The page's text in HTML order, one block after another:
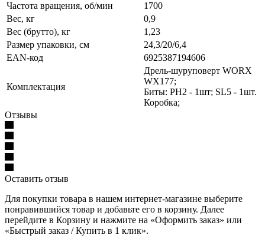
Частота вращения, об/мин
1700
Вес, кг
0,9
Вес (брутто), кг
1,23
Размер упаковки, см
24,3/20/6,4
EAN-код
6925387194606
Комплектация
Дрель-шуруповерт WORX
WX177;
Биты: PH2 - 1шт; SL5 - 1шт.
Коробка;
Отзывы
Оставить отзыв
Для покупки товара в нашем интернет-магазине выберите
понравившийся товар и добавьте его в корзину. Далее
перейдите в Корзину и нажмите на «Оформить заказ» или
«Быстрый заказ / Купить в 1 клик».